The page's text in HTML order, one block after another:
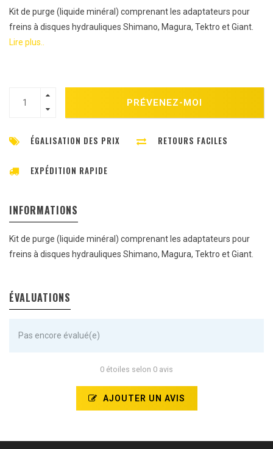
Kit de purge (liquide minéral) comprenant les adaptateurs pour
freins à disques hydrauliques Shimano, Magura, Tektro et Giant.
Lire plus..
PRÉVENEZ-MOI
ÉGALISATION DES PRIX RETOURS FACILES
EXPÉDITION RAPIDE
INFORMATIONS
Kit de purge (liquide minéral) comprenant les adaptateurs pour
freins à disques hydrauliques Shimano, Magura, Tektro et Giant.
ÉVALUATIONS
Pas encore évalué(e)
0 étoiles selon 0 avis
AJOUTER UN AVIS